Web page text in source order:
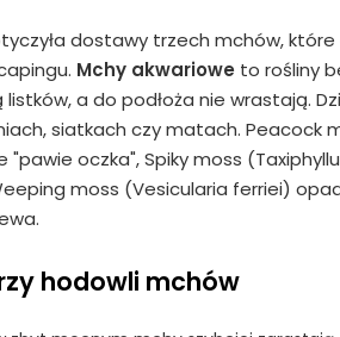
dostawy trzech mchów,
Mchy akwariowe to rośliny
a do podłoża nie wrastają.
siatkach czy matach. Peacock
oczka", Spiky moss
moss (Vesicularia ferriei)
hodowli mchów